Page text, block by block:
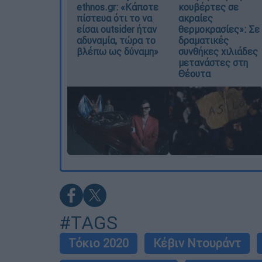
ethnos.gr: «Κάποτε
πίστευα ότι το να
είσαι outsider ήταν
αδυναμία, τώρα το
βλέπω ως δύναμη»
κουβέρτες σε
ακραίες
θερμοκρασίες»: Σε
δραματικές
συνθήκες χιλιάδες
μετανάστες στη
Θέουτα
#TAGS
Τόκιο 2020 Κέβιν Ντουράντ